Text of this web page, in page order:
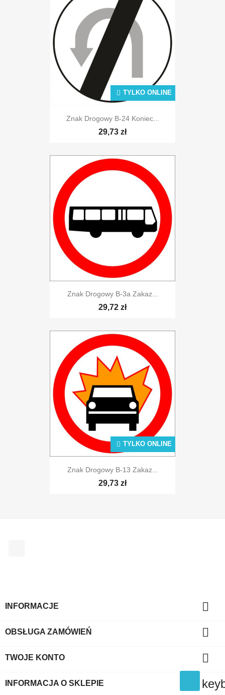
Znak Drogowy B-24 Koniec...
29,73 zł
TYLKO ONLINE
Znak Drogowy B-3a Zakaz...
29,72 zł
Znak Drogowy B-13 Zakaz...
29,73 zł
TYLKO ONLINE
INFORMACJE 
OBSŁUGA ZAMÓWIEŃ 
TWOJE KONTO 
INFORMACJA O SKLEPIE